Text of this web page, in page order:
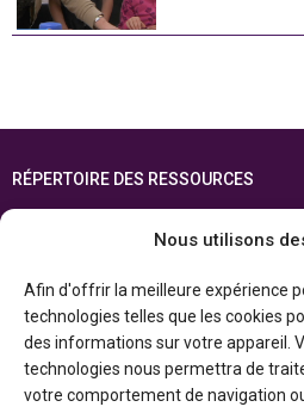
Nous utilisons
Afin d'offrir la meilleure expérience
technologies telles que les cookies
des informations sur votre appareil.
technologies nous permettra de
votre comportement de navigation
RÉPERTOIRE DES RESSOURCES
ENGLISH
Cette ressource est réalisée grâce au
l’Ontario et du gouvernement duCanada
Patrimoine canadien